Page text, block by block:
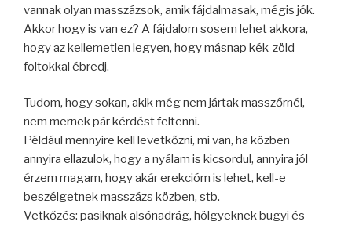
vannak olyan masszázsok, amik fájdalmasak, mégis jók.
Akkor hogy is van ez? A fájdalom sosem lehet akkora,
hogy az kellemetlen legyen, hogy másnap kék-zöld
foltokkal ébredj.
Tudom, hogy sokan, akik még nem jártak masszőrnél,
nem mernek pár kérdést feltenni.
Például mennyire kell levetkőzni, mi van, ha közben
annyira ellazulok, hogy a nyálam is kicsordul, annyira jól
érzem magam, hogy akár erekcióm is lehet, kell-e
beszélgetnek masszázs közben, stb.
Vetkőzés: pasiknak alsónadrág, hölgyeknek bugyi és